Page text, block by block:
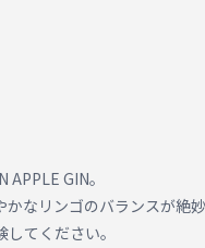
GIN。
なリンゴのバランスが絶
てください。